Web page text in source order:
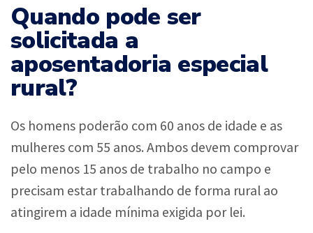
Quando pode ser
solicitada a
aposentadoria especial
rural?
Os homens poderão com 60 anos de idade e as
mulheres com 55 anos. Ambos devem comprovar
pelo menos 15 anos de trabalho no campo e
precisam estar trabalhando de forma rural ao
atingirem a idade mínima exigida por lei.